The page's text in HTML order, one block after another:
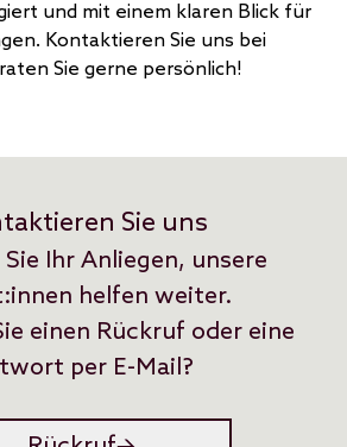
und mit einem klaren Blick für
Kontaktieren Sie uns bei
Sie gerne persönlich!
Sie uns
Ihr Anliegen, unsere
helfen weiter.
einen Rückruf oder eine
per E-Mail?